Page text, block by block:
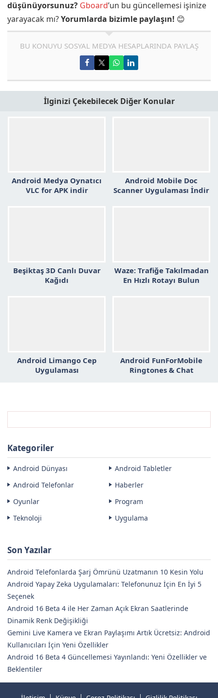
düşünüyorsunuz? Gboard’un bu güncellemesi işinize
yarayacak mı?Yorumlarda bizimle paylaşın! 😊
BU KONUYU SOSYAL MEDYA HESAPLARINDA PAYLAŞ
İlginizi Çekebilecek Diğer Konular
Android Medya Oynatıcı
VLC for APK indir
Android Mobile Doc
Scanner Uygulaması İndir
Beşiktaş 3D Canlı Duvar
Kağıdı
Waze: Trafiğe Takılmadan
En Hızlı Rotayı Bulun
Android Limango Cep
Uygulaması
Android FunForMobile
Ringtones & Chat
Kategoriler
Android Dünyası
Android Tabletler
Android Telefonlar
Haberler
Oyunlar
Program
Teknoloji
Uygulama
Son Yazılar
Android Telefonlarda Şarj Ömrünü Uzatmanın 10 Kesin Yolu
Android Yapay Zeka Uygulamaları: Telefonunuz İçin En İyi 5
Seçenek
Android 16 Beta 4 ile Her Zaman Açık Ekran Saatlerinde
Dinamik Renk Değişikliği
Gemini Live Kamera ve Ekran Paylaşımı Artık Ücretsiz: Android
Kullanıcıları İçin Yeni Özellikler
Android 16 Beta 4 Güncellemesi Yayınlandı: Yeni Özellikler ve
Beklentiler